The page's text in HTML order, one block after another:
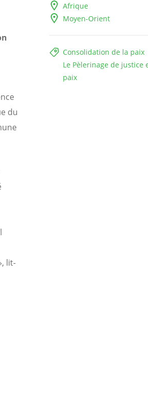
Afrique
Moyen-Orient
Consolidation de la paix
Le Pèlerinage de justice
paix
du
lit-